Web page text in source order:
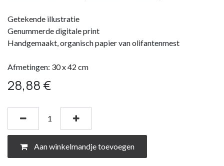
Getekende illustratie
Genummerde digitale print
Handgemaakt, organisch papier van olifantenmest
Afmetingen: 30 x 42 cm
28,88 €
Aan winkelmandje toevoegen